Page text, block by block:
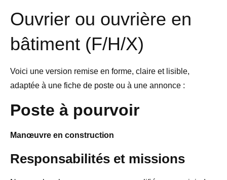
Ouvrier ou ouvrière en
bâtiment (F/H/X)
Voici une version remise en forme, claire et lisible,
adaptée à une fiche de poste ou à une annonce :
Poste à pourvoir
Manœuvre en construction
Responsabilités et missions